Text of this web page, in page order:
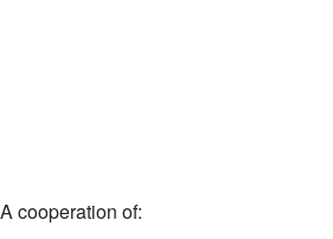
A cooperation of: